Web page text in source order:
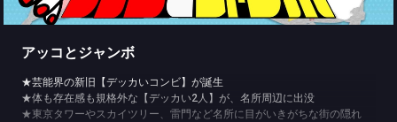
アッコとジャンボ
★芸能界の新旧【デッカいコンビ】が誕生
★体も存在感も規格外な【デッカい2人】が、名所周辺に出没
★東京タワーやスカイツリー、雷門など名所に目がいきがちな街の隠れ